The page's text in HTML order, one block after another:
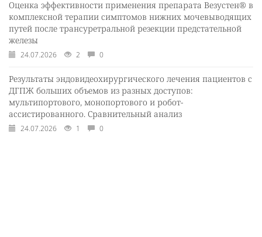
Оценка эффективности применения препарата Везустен® в
комплексной терапии симптомов нижних мочевыводящих
путей после трансуретральной резекции предстательной
железы
24.07.2026 2 0
Результаты эндовидеохирургического лечения пациентов с
ДГПЖ больших объемов из разных доступов:
мультипортового, монопортового и робот-
ассистированного. Сравнительный анализ
24.07.2026 1 0